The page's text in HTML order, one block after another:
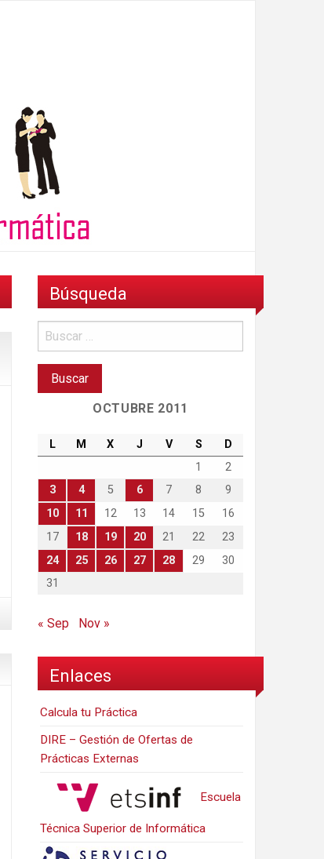
Búsqueda
OCTUBRE 2011
L M X J V S
D
1
2
3
4 5 6 7 8
9
10
11 12 13 14 15
16
17
18 19 20 21 22
23
24
25 26 27 28 29
30
31
« Sep Nov »
Enlaces
Calcula tu Práctica
DIRE – Gestión de Ofertas de
Prácticas Externas
Escuela
Técnica Superior de Informática